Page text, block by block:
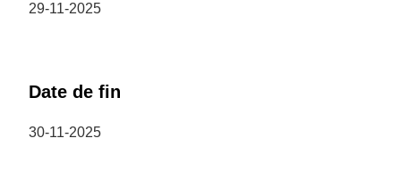
29-11-2025
Date de fin
30-11-2025